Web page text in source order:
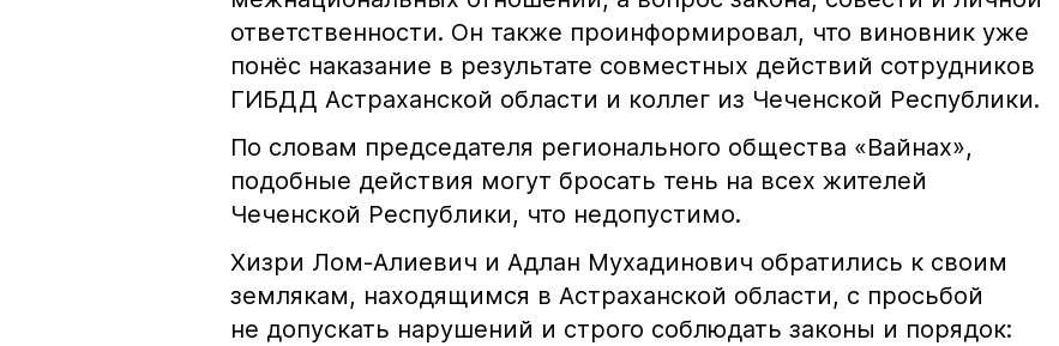
ответственности. Он также проинформировал, что виновник уже
понёс наказание в результате совместных действий сотрудников
ГИБДД Астраханской области и коллег из Чеченской Республики.
По словам председателя регионального общества «Вайнах»,
подобные действия могут бросать тень на всех жителей
Чеченской Республики, что недопустимо.
Хизри Лом-Алиевич и Адлан Мухадинович обратились к своим
землякам, находящимся в Астраханской области, с просьбой
не допускать нарушений и строго соблюдать законы и порядок: